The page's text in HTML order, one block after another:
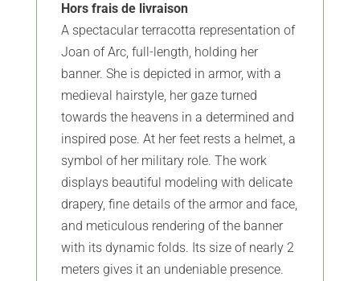
Hors frais de livraison
A spectacular terracotta representation of
Joan of Arc, full-length, holding her
banner. She is depicted in armor, with a
medieval hairstyle, her gaze turned
towards the heavens in a determined and
inspired pose. At her feet rests a helmet, a
symbol of her military role. The work
displays beautiful modeling with delicate
drapery, fine details of the armor and face,
and meticulous rendering of the banner
with its dynamic folds. Its size of nearly 2
meters gives it an undeniable presence.